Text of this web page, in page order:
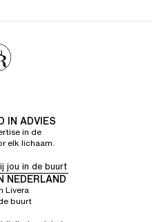
IN ADVIES
in de
elk lichaam.
jou in de buurt
NEDERLAND
Livera
buurt